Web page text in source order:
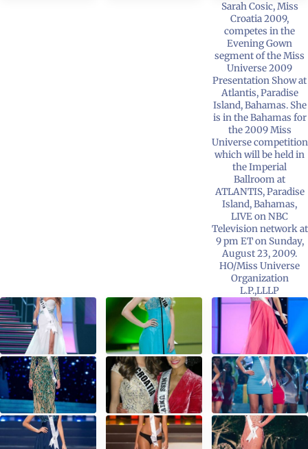
Sarah Cosic, Miss
Croatia 2009,
competes in the
Evening Gown
segment of the Miss
Universe 2009
Presentation Show at
Atlantis, Paradise
Island, Bahamas. She
is in the Bahamas for
the 2009 Miss
Universe competition
which will be held in
the Imperial
Ballroom at
ATLANTIS, Paradise
Island, Bahamas,
LIVE on NBC
Television network at
9 pm ET on Sunday,
August 23, 2009.
HO/Miss Universe
Organization
L.P.,LLLP